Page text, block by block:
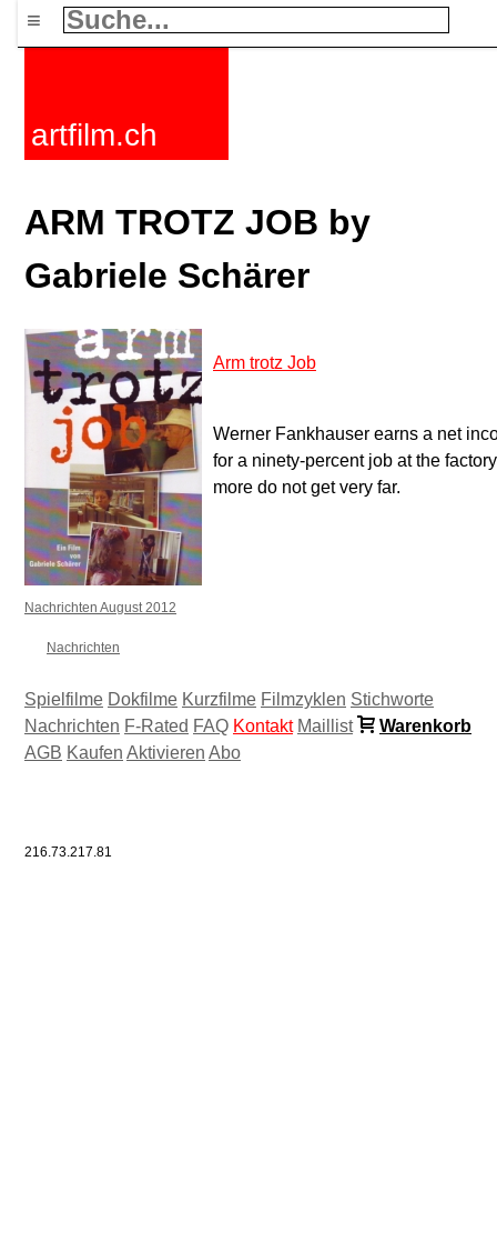
≡
artfilm.ch
ARM TROTZ JOB by
Gabriele Schärer
Arm trotz Job
Werner Fankhauser earns a net
for a ninety-percent job at the
more do not get very far.
Nachrichten August 2012
Nachrichten
Spielfilme Dokfilme Kurzfilme Filmzyklen Stichworte
Nachrichten F-Rated FAQ Kontakt Maillist
Warenkorb
AGB Kaufen Aktivieren Abo
216.73.217.81